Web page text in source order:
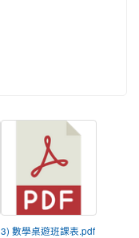
3) 數學桌遊班課表.pdf